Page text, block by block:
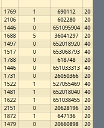
1769 1 690112
20
2106 1 602280
20
1446 0 651095904
40
1688 5 36041297
20
1497 0 652018920
40
1517 0 653068793
40
1788 0 618748
20
1446 0 651033313
40
1731 0 26050366
20
1522 1 527055469
40
1481 1 652018040
40
1622 1 651038455
20
2151 0 20628196
20
1872 1 647136
20
1479 0 20660898
20